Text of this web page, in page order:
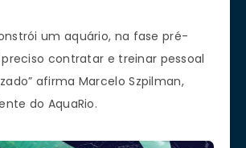
um aquário, na fase pré-
contratar e treinar pessoal
afirma Marcelo Szpilman,
do AquaRio.